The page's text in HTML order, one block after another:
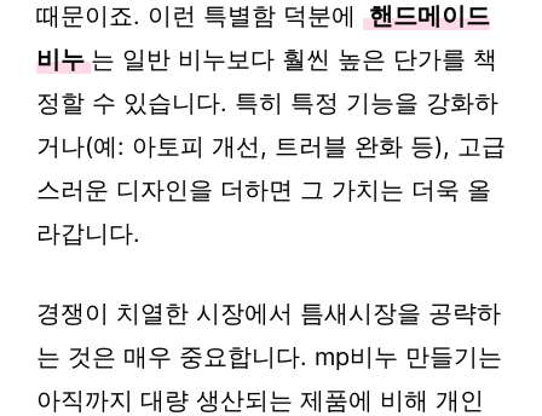
때문이죠. 이런 특별함 덕분에 핸드메이드
비누 는 일반 비누보다 훨씬 높은 단가를 책
정할 수 있습니다. 특히 특정 기능을 강화하
거나(예: 아토피 개선, 트러블 완화 등), 고급
스러운 디자인을 더하면 그 가치는 더욱 올
라갑니다.
경쟁이 치열한 시장에서 틈새시장을 공략하
는 것은 매우 중요합니다. mp비누 만들기는
아직까지 대량 생산되는 제품에 비해 개인